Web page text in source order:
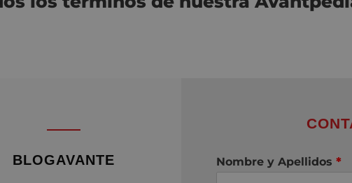
BLOGAVANTE Nombre y Apellidos *